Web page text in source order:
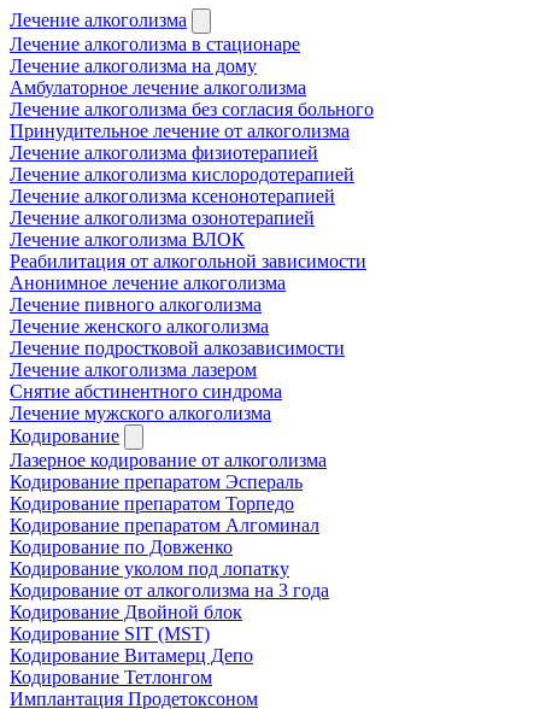
Лечение алкоголизма
Лечение алкоголизма в стационаре
Лечение алкоголизма на дому
Амбулаторное лечение алкоголизма
Лечение алкоголизма без согласия больного
Принудительное лечение от алкоголизма
Лечение алкоголизма физиотерапией
Лечение алкоголизма кислородотерапией
Лечение алкоголизма ксенонотерапией
Лечение алкоголизма озонотерапией
Лечение алкоголизма ВЛОК
Реабилитация от алкогольной зависимости
Анонимное лечение алкоголизма
Лечение пивного алкоголизма
Лечение женского алкоголизма
Лечение подростковой алкозависимости
Лечение алкоголизма лазером
Снятие абстинентного синдрома
Лечение мужского алкоголизма
Кодирование
Лазерное кодирование от алкоголизма
Кодирование препаратом Эспераль
Кодирование препаратом Торпедо
Кодирование препаратом Алгоминал
Кодирование по Довженко
Кодирование уколом под лопатку
Кодирование от алкоголизма на 3 года
Кодирование Двойной блок
Кодирование SIT (MST)
Кодирование Витамерц Депо
Кодирование Тетлонгом
Имплантация Продетоксоном